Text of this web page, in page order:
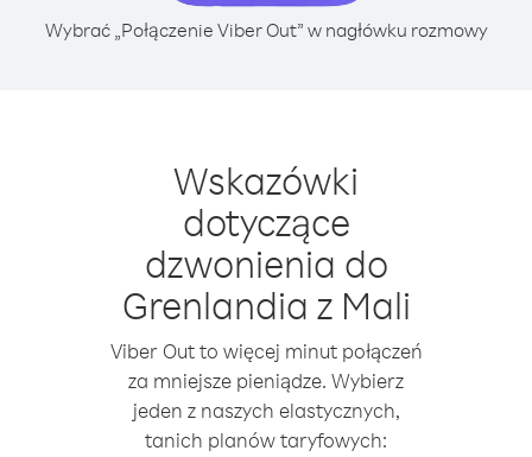
Wybrać „Połączenie Viber Out” w nagłówku rozmowy
Wskazówki
dotyczące
dzwonienia do
Grenlandia z Mali
Viber Out to więcej minut połączeń
za mniejsze pieniądze. Wybierz
jeden z naszych elastycznych,
tanich planów taryfowych: